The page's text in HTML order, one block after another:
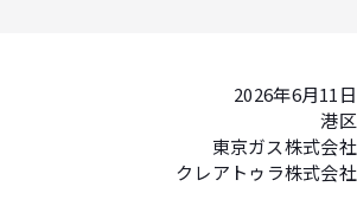
2026年6月11日
港区
東京ガス株式会社
クレアトゥラ株式会社